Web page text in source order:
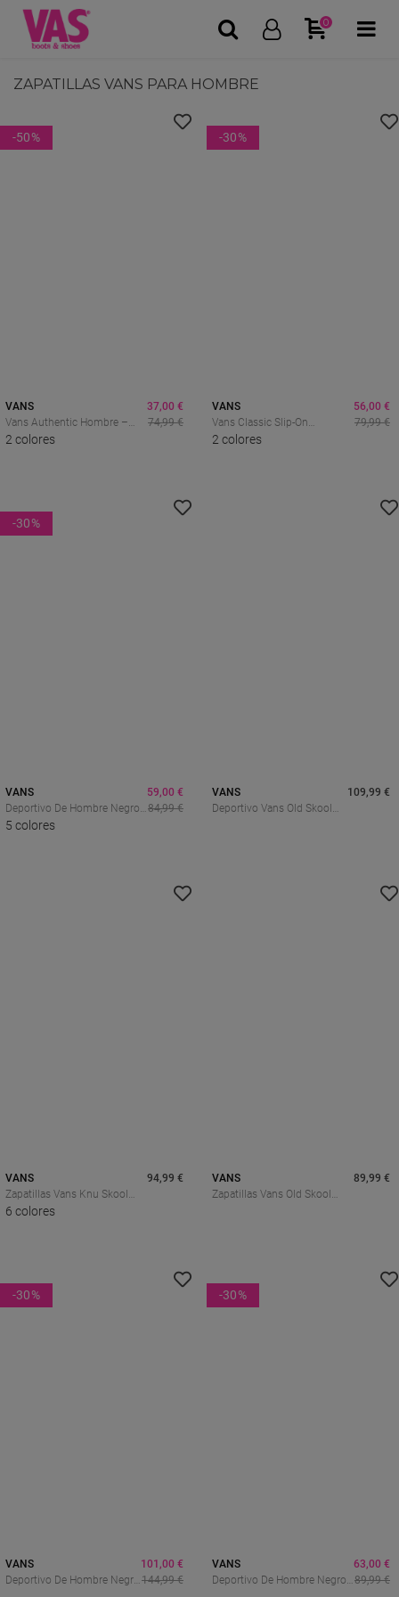
0
ZAPATILLAS VANS PARA HOMBRE
-50%
VANS
Vans Authentic Hombre –
Diseño Original Icónico Para
2 colores
37,00 €
74,99 €
-30%
VANS
Vans Classic Slip-On
Checkerboard Hombre –
2 colores
56,00 €
79,99 €
-30%
VANS
Deportivo De Hombre Negro
VANS Old Skool
5 colores
59,00 €
84,99 €
VANS
Deportivo Vans Old Skool
109,99 €
VANS
Zapatillas Vans Knu Skool
Para Hombre En Ante Negro
6 colores
94,99 €
VANS
Zapatillas Vans Old Skool
89,99 €
-30%
VANS
Deportivo De Hombre Negro
101,00 €
144,99 €
-30%
VANS
Deportivo De Hombre Negro
63,00 €
89,99 €